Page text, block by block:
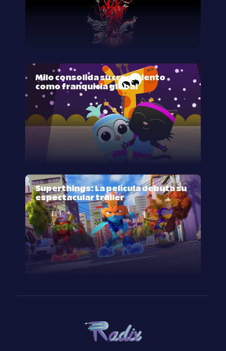
Milo consolida su crecimiento
como franquicia global
Superthings: La película debuta su
espectacular trailer